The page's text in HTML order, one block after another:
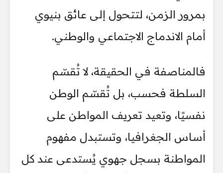
بمرور الزمن، لتتحول إلى عائق بنيوي
أمام الاندماج الاجتماعي والوطني.
فالمناصفة في الحقيقة، لا تُقسّم
السلطة فحسب، بل تُقسّم الوطن
نفسيًا، وتعيد تعريف المواطن على
أساس الجغرافيا، وتستبدل مفهوم
المواطنة بسجل جهوي يُستدعى عند كل